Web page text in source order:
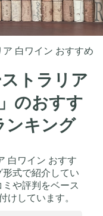
ア 白ワイン おすすめ
ストラリア
のおすす
ンキング
白ワイン おすす
式で紹介してい
や評判をベース
けしています。